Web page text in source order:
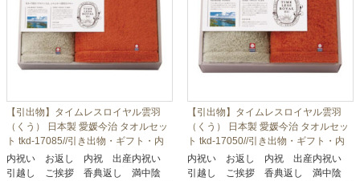
【引出物】タイムレスロイヤル雲羽
（くう） 日本製 愛媛今治 タオルセッ
ト tkd-17085//引き出物・ギフト・内
祝い・お中元・お歳暮等に
内祝い お返し 内祝 出産内祝い
引越し ご挨拶 香典返し 満中陰
【引出物】タイムレスロイヤル雲羽
（くう） 日本製 愛媛今治 タオルセッ
ト tkd-17050//引き出物・ギフト・内
祝い・お中元・お歳暮等に
内祝い お返し 内祝 出産内祝い
引越し ご挨拶 香典返し 満中陰